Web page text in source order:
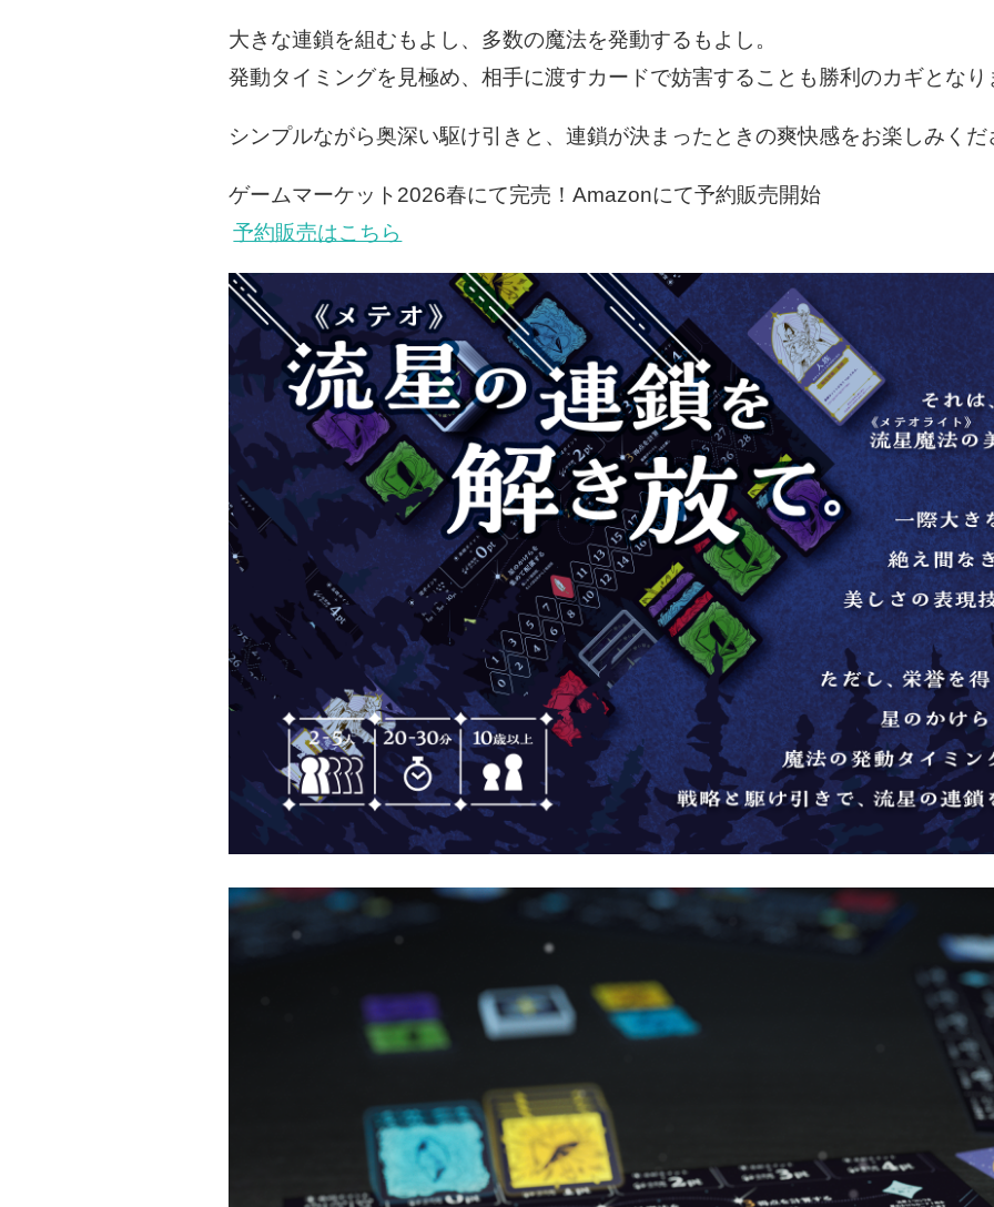
大きな連鎖を組むもよし、多数の魔法を発動するもよし。
発動タイミングを見極め、相手に渡すカードで妨害することも勝利のカギとな
シンプルながら奥深い駆け引きと、連鎖が決まったときの爽快感をお楽しみくだ
ゲームマーケット2026春にて完売！Amazonにて予約販売開始
予約販売はこちら